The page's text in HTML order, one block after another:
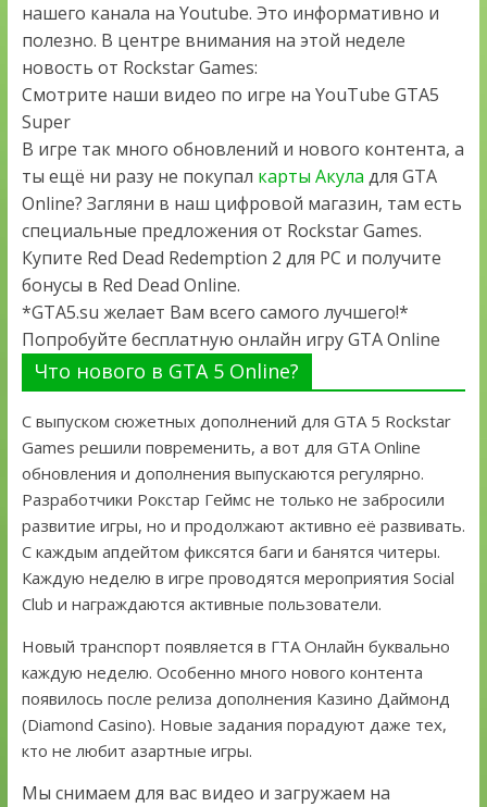
нашего канала на Youtube. Это информативно и
полезно. В центре внимания на этой неделе
новость от Rockstar Games:
Смотрите наши видео по игре на YouTube GTA5
Super
В игре так много обновлений и нового контента, а
ты ещё ни разу не покупал карты Акула для GTA
Online? Загляни в наш цифровой магазин, там есть
специальные предложения от Rockstar Games.
Купите Red Dead Redemption 2 для PC и получите
бонусы в Red Dead Online.
*GTA5.su желает Вам всего самого лучшего!*
Попробуйте бесплатную онлайн игру GTA Online
Что нового в GTA 5 Online?
С выпуском сюжетных дополнений для GTA 5 Rockstar
Games решили повременить, а вот для GTA Online
обновления и дополнения выпускаются регулярно.
Разработчики Рокстар Геймс не только не забросили
развитие игры, но и продолжают активно её развивать.
С каждым апдейтом фиксятся баги и банятся читеры.
Каждую неделю в игре проводятся мероприятия Social
Club и награждаются активные пользователи.
Новый транспорт появляется в ГТА Онлайн буквально
каждую неделю. Особенно много нового контента
появилось после релиза дополнения Казино Даймонд
(Diamond Casino). Новые задания порадуют даже тех,
кто не любит азартные игры.
Мы снимаем для вас видео и загружаем на